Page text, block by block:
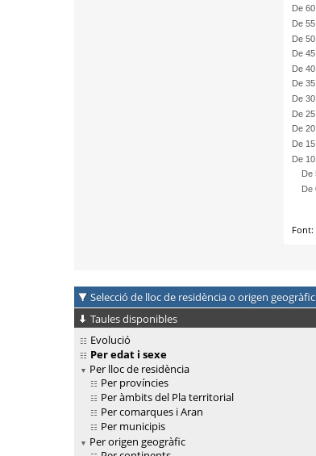
Selecció de lloc de residència o origen geogràfic
Taules disponibles
Evolució
Per edat i sexe
Per lloc de residència
Per províncies
Per àmbits del Pla territorial
Per comarques i Aran
Per municipis
Per origen geogràfic